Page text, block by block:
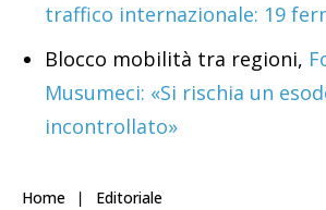
traffico internazionale: 19
Blocco mobilità tra regioni,
Musumeci: «Si rischia un
incontrollato»
Home Editoriale